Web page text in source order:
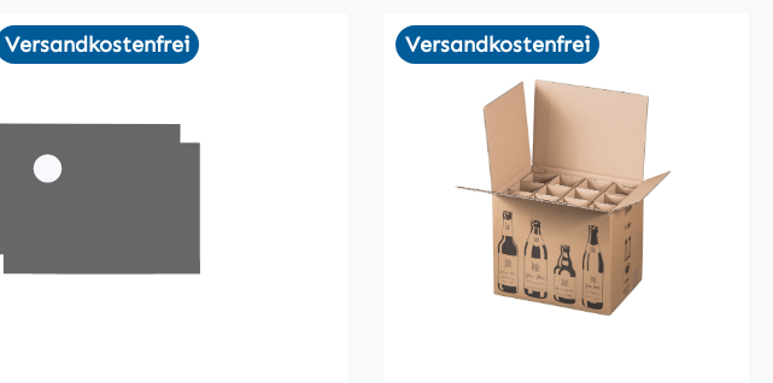
Versandkostenfrei Versandkostenfrei